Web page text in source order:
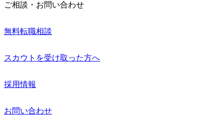
ご相談・お問い合わせ
無料転職相談
スカウトを受け取った方へ
採用情報
お問い合わせ